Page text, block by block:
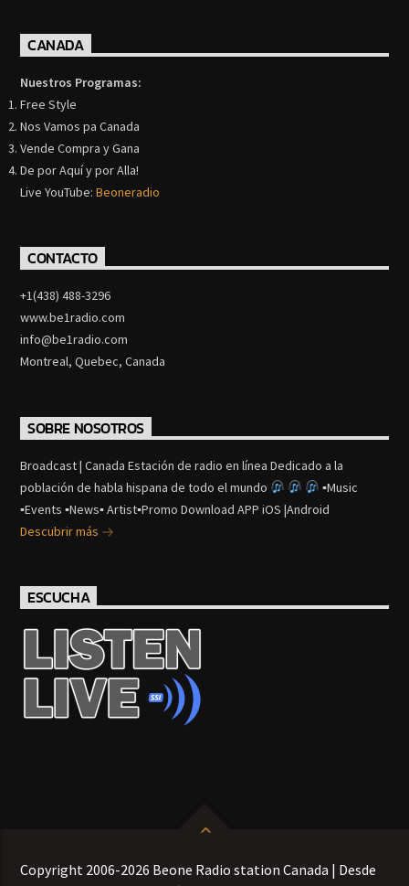
CANADA
Nuestros Programas:
Free Style
Nos Vamos pa Canada
Vende Compra y Gana
De por Aquí y por Alla!
Live YouTube:Beoneradio
CONTACTO
+1(438) 488-3296
www.be1radio.com
info@be1radio.com
Montreal, Quebec, Canada
SOBRE NOSOTROS
Broadcast | Canada Estación de radio en línea Dedicado a la
población de habla hispana de todo el mundo
▪Music
▪Events ▪News▪ Artist▪Promo Download APP iOS |Android
Descubrir más
ESCUCHA
Copyright 2006-2026 Beone Radio station Canada | Desde